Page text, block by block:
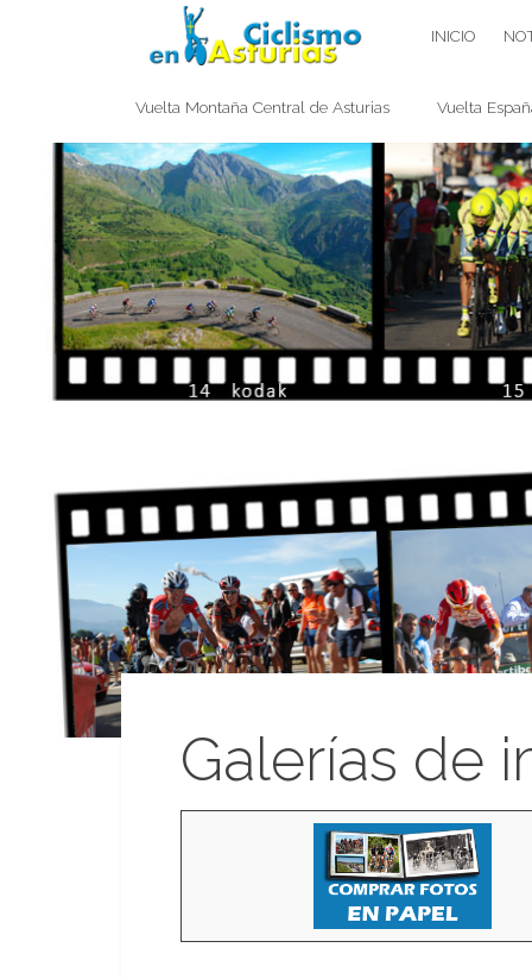
CICLISMO EN ASTURIAS INICIO
Vuelta Montaña Central de Asturias Vuelta
Galerías de